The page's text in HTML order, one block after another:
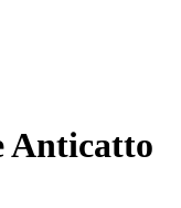
Anticatto